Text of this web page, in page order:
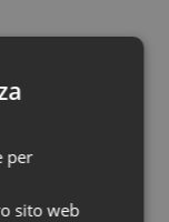
per
sito web